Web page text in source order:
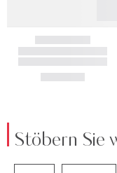
Stöbern Sie